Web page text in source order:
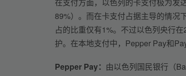
89%）。而在卡支付占据主导的情况
占的比重仅有1%。不过以色列央行
护。在本地支付中，Pepper Pay和
Pepper Pay： 由以色列国民银行（